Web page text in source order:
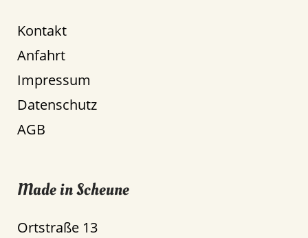
Kontakt
Anfahrt
Impressum
Datenschutz
AGB
Made in Scheune
Ortstraße 13